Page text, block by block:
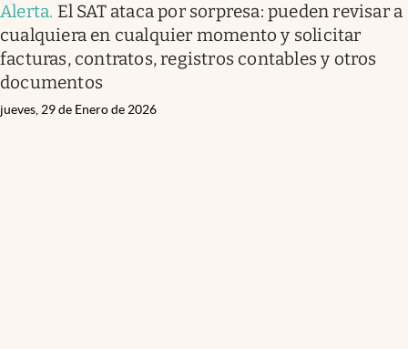
Alerta. El SAT ataca por sorpresa: pueden revisar a
cualquiera en cualquier momento y solicitar
facturas, contratos, registros contables y otros
documentos
jueves, 29 de Enero de 2026